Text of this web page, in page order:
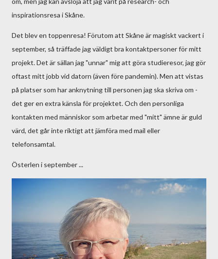
inspirationsresa i Skåne.
Det blev en toppenresa! Förutom att Skåne är magiskt vackert i
september, så träffade jag väldigt bra kontaktpersoner för mitt
projekt. Det är sällan jag "unnar" mig att göra studieresor, jag gör
oftast mitt jobb vid datorn (även före pandemin). Men att vistas
på platser som har anknytning till personen jag ska skriva om -
det ger en extra känsla för projektet. Och den personliga
kontakten med människor som arbetar med "mitt" ämne är guld
värd, det går inte riktigt att jämföra med mail eller
telefonsamtal.
Österlen i september ...